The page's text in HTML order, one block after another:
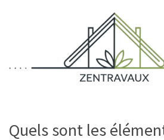
Quels sont les